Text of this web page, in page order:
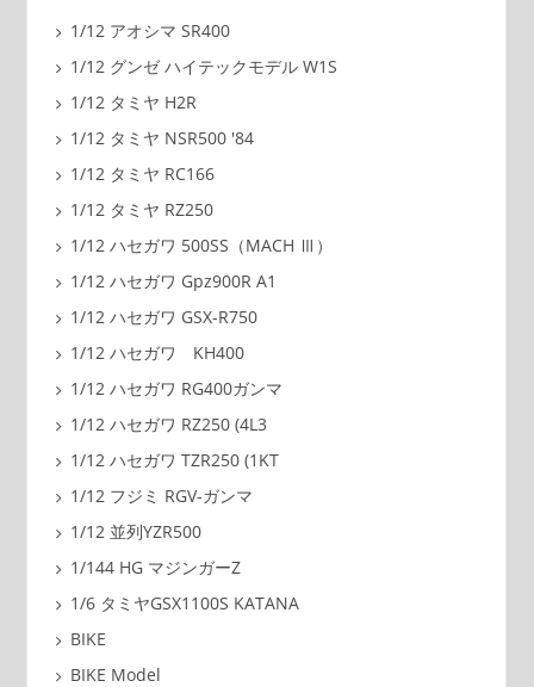
1/12 アオシマ SR400
1/12 グンゼ ハイテックモデル W1S
1/12 タミヤ H2R
1/12 タミヤ NSR500 '84
1/12 タミヤ RC166
1/12 タミヤ RZ250
1/12 ハセガワ 500SS（MACH Ⅲ）
1/12 ハセガワ Gpz900R A1
1/12 ハセガワ GSX-R750
1/12 ハセガワ KH400
1/12 ハセガワ RG400ガンマ
1/12 ハセガワ RZ250 (4L3
1/12 ハセガワ TZR250 (1KT
1/12 フジミ RGV-ガンマ
1/12 並列YZR500
1/144 HG マジンガーZ
1/6 タミヤGSX1100S KATANA
BIKE
BIKE Model